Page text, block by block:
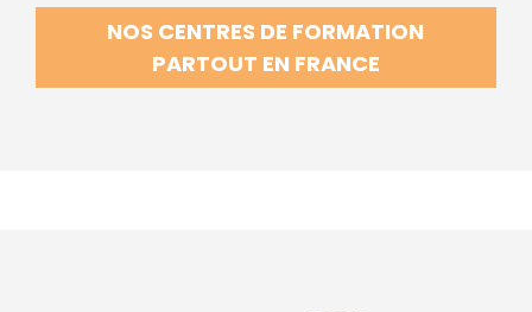
NOS CENTRES DE FORMATION
PARTOUT EN FRANCE